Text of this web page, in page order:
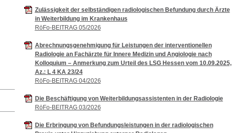
Zulässigkeit der selbständigen radiologischen Befundung durch Ärzte
in Weiterbildung im Krankenhaus
RöFo-BEITRAG 05/2026
Abrechnungsgenehmigung für Leistungen der interventionellen
Radiologie an Fachärzte für Innere Medizin und Angiologie nach
Kolloquium – Anmerkung zum Urteil des LSG Hessen vom 10.09.2025,
Az.: L 4 KA 23/24
RöFo-BEITRAG 04/2026
Die Beschäftigung von Weiterbildungsassistenten in der Radiologie
RöFo-BEITRAG 03/2026
Die Erbringung von Befundungsleistungen in der radiologischen